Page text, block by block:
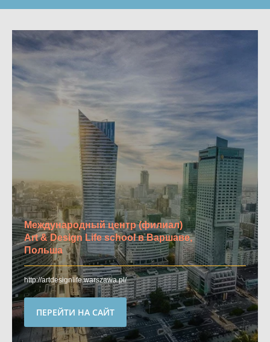
Международный центр (филиал)
Art & Design Life school в Варшаве,
Польша
http://artdesignlife.warszawa.pl/
ПЕРЕЙТИ НА САЙТ